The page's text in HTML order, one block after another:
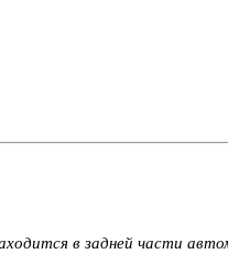
в задней части